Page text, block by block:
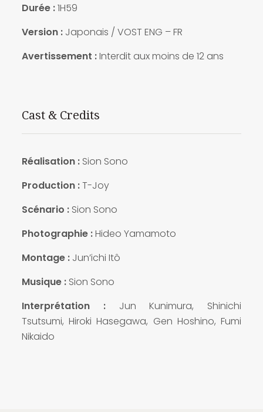
Durée :1H59
Version :Japonais / VOST ENG – FR
Avertissement :Interdit aux moins de 12 ans
Cast & Credits
Réalisation : Sion Sono
Production :T-Joy
Scénario : Sion Sono
Photographie :Hideo Yamamoto
Montage : Jun’ichi Itô
Musique : Sion Sono
Interprétation : Jun Kunimura, Shinichi
Tsutsumi, Hiroki Hasegawa, Gen Hoshino, Fumi
Nikaido